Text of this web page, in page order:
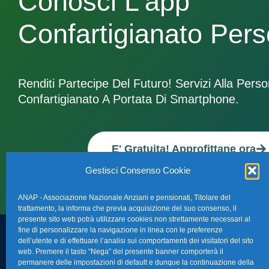
Gestisci Consenso Cookie
ANAP - Associazione Nazionale Anziani e pensionati, Titolare del
trattamento, la informa che previa acquisizione del suo consenso, il
presente sito web potrà utilizzare cookies non strettamente necessari al
fine di personalizzare la navigazione in linea con le preferenze
dell’utente e di effettuare l’analisi sui comportamenti dei visitatori del sito
web. Premere il tasto “Nega” del presente banner comporterà il
permanere delle impostazioni di default e dunque la continuazione della
Confartigianato
Renditi Partecipe Del Futuro! Servizi Alla
Confartigianato A Portata Di Smartphone.
E' Gratuita! Approfittane ora
Sede Nazionale Anap Confartigianato:
FAQ –